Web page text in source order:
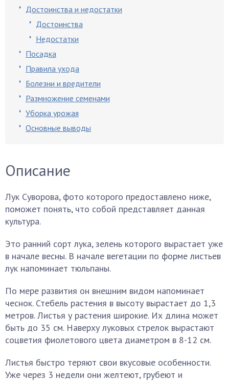
Достоинства и недостатки
Достоинства
Недостатки
Посадка
Правила ухода
Болезни и вредители
Размножение семенами
Уборка урожая
Основные выводы
Описание
Лук Суворова, фото которого предоставлено ниже,
поможет понять, что собой представляет данная
культура.
Это ранний сорт лука, зелень которого вырастает уже
в начале весны. В начале вегетации по форме листьев
лук напоминает тюльпаны.
По мере развития он внешним видом напоминает
чеснок. Стебель растения в высоту вырастает до 1,3
метров. Листья у растения широкие. Их длина может
быть до 35 см. Наверху луковых стрелок вырастают
соцветия фиолетового цвета диаметром в 8-12 см.
Листья быстро теряют свои вкусовые особенности.
Уже через 3 недели они желтеют, грубеют и